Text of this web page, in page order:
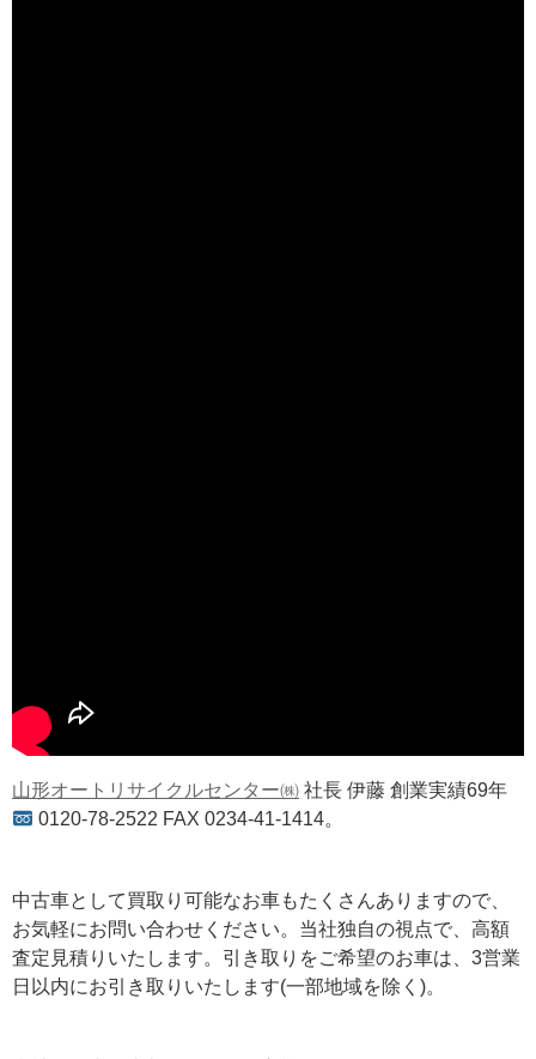
山形オートリサイクルセンター㈱ 社長 伊藤 創業実績69年
0120-78-2522 FAX 0234-41-1414。
中古車として買取り可能なお車もたくさんありますので、
お気軽にお問い合わせください。当社独自の視点で、高額
査定見積りいたします。引き取りをご希望のお車は、3営業
日以内にお引き取りいたします(一部地域を除く)。